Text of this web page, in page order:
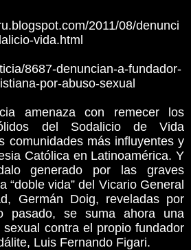
2011/08/denunci
vida.html
8687-denuncian-a-fundador-
por-abuso-sexual
amenaza con remecer los
del Sodalicio de Vida
comunidades más influyentes y
Católica en Latinoamérica. Y
generado por las graves
“doble vida” del Vicario General
Germán Doig, reveladas por
pasado, se suma ahora una
contra el propio fundador
Luis Fernando Figari.